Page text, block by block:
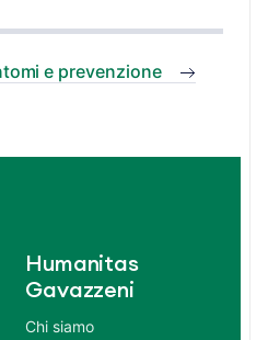
e prevenzione
Humanitas
Gavazzeni
Chi siamo